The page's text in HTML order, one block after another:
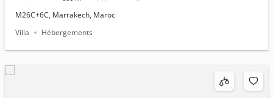
M26C+6C, Marrakech, Maroc
Villa
Hébergements